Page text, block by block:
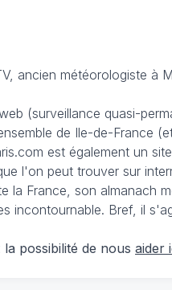
ancien météorologiste à
(surveillance quasi-
de Ile-de-France
est également un
l'on peut trouver sur
la France, son almanach
incontournable. Bref, il
possibilité de nous aider